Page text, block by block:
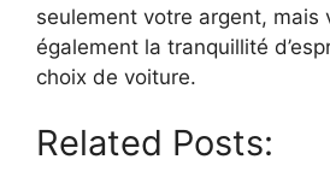
seulement votre argent, mais
également la tranquillité
choix de voiture.
Related Posts: